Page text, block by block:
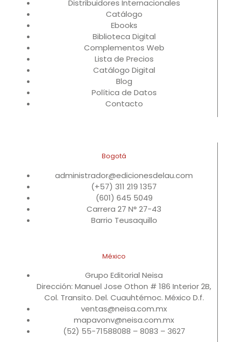
Distribuidores Internacionales
Catálogo
Ebooks
Biblioteca Digital
Complementos Web
Lista de Precios
Catálogo Digital
Blog
Política de Datos
Contacto
Bogotá
administrador@edicionesdelau.com
(+57) 311 219 1357
(601) 645 5049
Carrera 27 N° 27-43
Barrio Teusaquillo
México
Grupo Editorial Neisa
Dirección: Manuel Jose Othon # 186 Interior 2B,
Col. Transito. Del. Cuauhtémoc. México D.f.
ventas@neisa.com.mx
mapavonv@neisa.com.mx
(52) 55-71588088 – 8083 – 3627